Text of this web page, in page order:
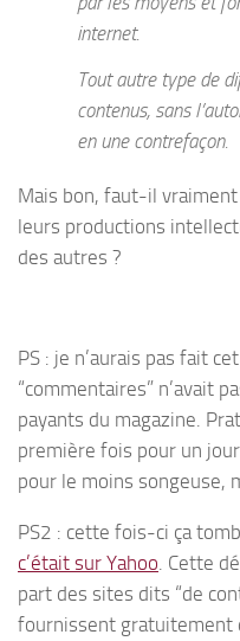
internet.
Tout autre type de
contenus, sans
en une contrefaçon.
Mais bon, faut-il
leurs productions
des autres ?
PS : je n’aurais pas fait
“commentaires” n’avait
payants du magazine.
première fois pour un
pour le moins songeuse,
PS2 : cette fois-ci ça
c’était sur Yahoo . Cette
part des sites dits “de
fournissent gratuitement